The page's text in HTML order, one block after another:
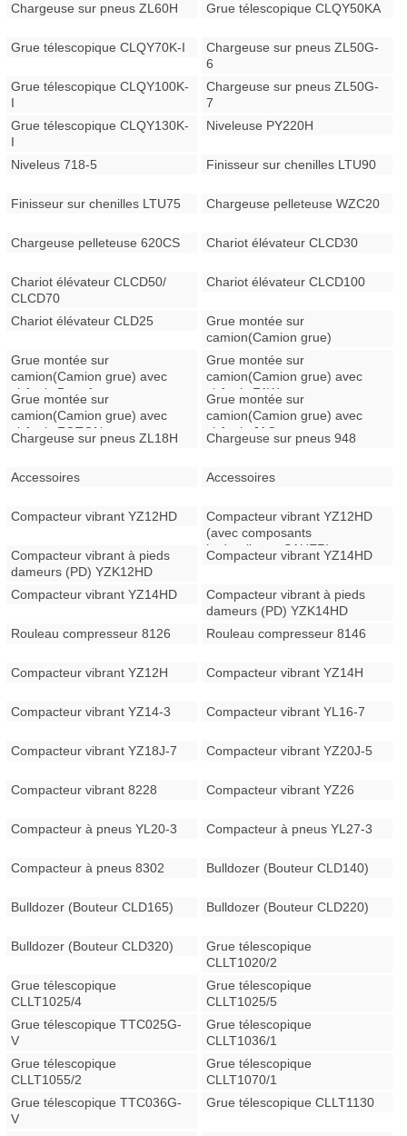
Chargeuse sur pneus ZL60H Grue télescopique CLQY50KA
Grue télescopique CLQY70K-I
Chargeuse sur pneus ZL50G-
6
Grue télescopique CLQY100K-
I
Chargeuse sur pneus ZL50G-
7
Grue télescopique CLQY130K-
I
Niveleuse PY220H
Niveleus 718-5 Finisseur sur chenilles LTU90
Finisseur sur chenilles LTU75 Chargeuse pelleteuse WZC20
Chargeuse pelleteuse 620CS Chariot élévateur CLCD30
Chariot élévateur CLCD50/
CLCD70
Chariot élévateur CLCD100
Chariot élévateur CLD25
Grue montée sur
camion(Camion grue)
Grue montée sur
camion(Camion grue) avec
châssis Dongfeng
Grue montée sur
camion(Camion grue) avec
châssis FAW
Grue montée sur
camion(Camion grue) avec
châssis FOTON
Grue montée sur
camion(Camion grue) avec
châssis JAC
Chargeuse sur pneus ZL18H Chargeuse sur pneus 948
Accessoires Accessoires
Compacteur vibrant YZ12HD
Compacteur vibrant YZ12HD
(avec composants
hydrauliques SAUER)
Compacteur vibrant à pieds
dameurs (PD) YZK12HD
Compacteur vibrant YZ14HD
Compacteur vibrant YZ14HD
Compacteur vibrant à pieds
dameurs (PD) YZK14HD
Rouleau compresseur 8126
Rouleau compresseur 8146
Compacteur vibrant YZ12H Compacteur vibrant YZ14H
Compacteur vibrant YZ14-3 Compacteur vibrant YL16-7
Compacteur vibrant YZ18J-7 Compacteur vibrant YZ20J-5
Compacteur vibrant 8228 Compacteur vibrant YZ26
Compacteur à pneus YL20-3 Compacteur à pneus YL27-3
Compacteur à pneus 8302 Bulldozer (Bouteur CLD140)
Bulldozer (Bouteur CLD165) Bulldozer (Bouteur CLD220)
Bulldozer (Bouteur CLD320)
Grue télescopique
CLLT1020/2
Grue télescopique
CLLT1025/4
Grue télescopique
CLLT1025/5
Grue télescopique TTC025G-
V
Grue télescopique
CLLT1036/1
Grue télescopique
CLLT1055/2
Grue télescopique
CLLT1070/1
Grue télescopique TTC036G-
V
Grue télescopique CLLT1130